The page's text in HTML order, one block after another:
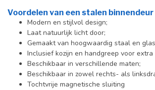
Voordelen van een stalen binnendeur
Modern en stijlvol design;
Laat natuurlijk licht door;
Gemaakt van hoogwaardig staal en
Inclusief kozijn en handgreep voor extra
Beschikbaar in verschillende maten;
Beschikbaar in zowel rechts- als
Tochtvrije magnetische sluiting